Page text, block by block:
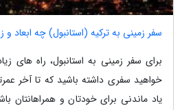
سفر زمینی به ترکیه (استانبول) چه ابعاد و
برای سفر زمینی به استانبول، راه های
خواهید سفری داشته باشید که تا آخر
یاد ماندنی برای خودتان و همراهانتان